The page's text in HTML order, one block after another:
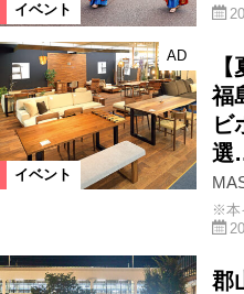
会津坂下町
小野町 桑折町
三島町 玉川村
双葉町 川俣町
イベント
イベント
AD
福
ビ
選
※本
郡